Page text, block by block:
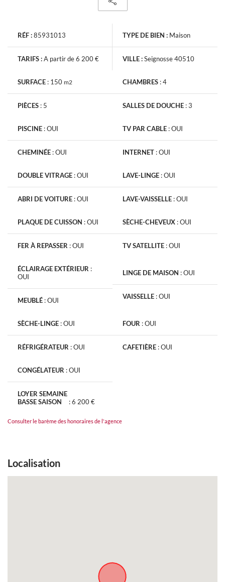
RÉF :85931013
TARIFS :A partir de 6 200 €
TYPE DE BIEN : Maison
VILLE :Seignosse 40510
SURFACE : 150 m2
PIÈCES : 5
CHAMBRES :4
SALLES DE DOUCHE :3
PISCINE :OUI
CHEMINÉE :OUI
TV PAR CABLE :OUI
INTERNET :OUI
DOUBLE VITRAGE :OUI
ABRI DE VOITURE :OUI
LAVE-LINGE :OUI
LAVE-VAISSELLE :OUI
PLAQUE DE CUISSON :OUI
FER À REPASSER :OUI
SÈCHE-CHEVEUX :OUI
TV SATELLITE :OUI
ÉCLAIRAGE EXTÉRIEUR :
OUI
MEUBLÉ :OUI
LINGE DE MAISON :OUI
VAISSELLE :OUI
SÈCHE-LINGE :OUI
RÉFRIGÉRATEUR :OUI
FOUR :OUI
CAFETIÈRE :OUI
CONGÉLATEUR :OUI
LOYER SEMAINE
BASSE SAISON
:6 200 €
Consulter le barème des honoraires de l'agence
Localisation